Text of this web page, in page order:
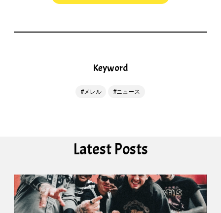
Keyword
メレル ニュース
Latest Posts